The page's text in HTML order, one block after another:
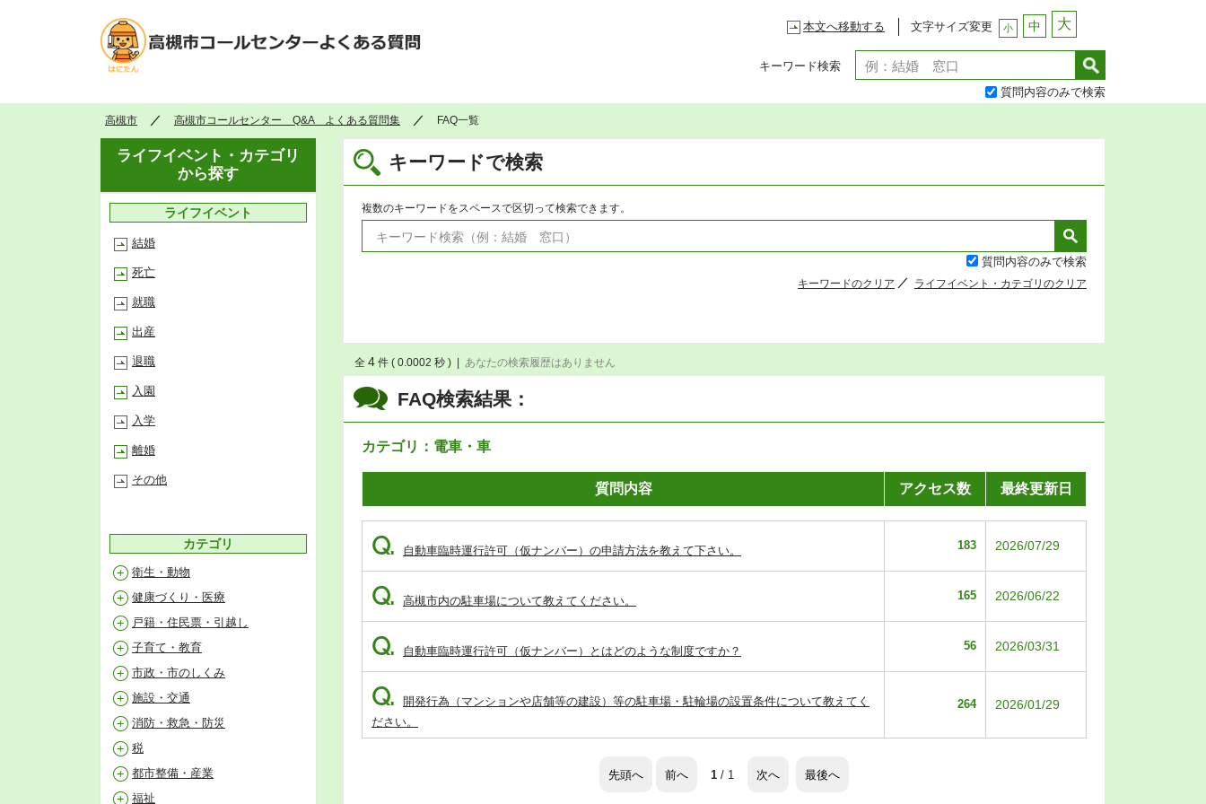
本文へ移動する 文字サイズ変更 小 中 大
キーワード検索
質問内容のみで検索
高槻市 高槻市コールセンター Q&A よくある質問集 FAQ一覧
キーワードで検索
複数のキーワードをスペースで区切って検索できます。
質問内容のみで検索
キーワードのクリア ライフイベント・カテゴリのクリア
FAQ検索結果：
カテゴリ：電車・車
全 4 件 ( 0.0002 秒 ) あなたの検索履歴はありません
質問内容 アクセス数 最終更新日
Q. 自動車臨時運行許可（仮ナンバー）の申請方法を教えて下さい。 183 2026/07/29
Q. 高槻市内の駐車場について教えてください。 165 2026/06/22
Q. 自動車臨時運行許可（仮ナンバー）とはどのような制度ですか？ 56 2026/03/31
Q.
開発行為（マンションや店舗等の建設）等の駐車場・駐輪場の設置条件について教えてく
ださい。
264 2026/01/29
先頭へ 前へ 1 / 1 次へ 最後へ
ライフイベント・カテゴリ
から探す
ライフイベント
結婚
死亡
就職
出産
退職
入園
入学
離婚
その他
カテゴリ
衛生・動物
健康づくり・医療
戸籍・住民票・引越し
子育て・教育
市政・市のしくみ
施設・交通
消防・救急・防災
税
都市整備・産業
福祉